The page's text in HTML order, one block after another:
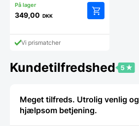
349,00 DKK
Vi prismatcher
Kundetilfredshed
Meget tilfreds. Utrolig venlig og
hjælpsom betjening.